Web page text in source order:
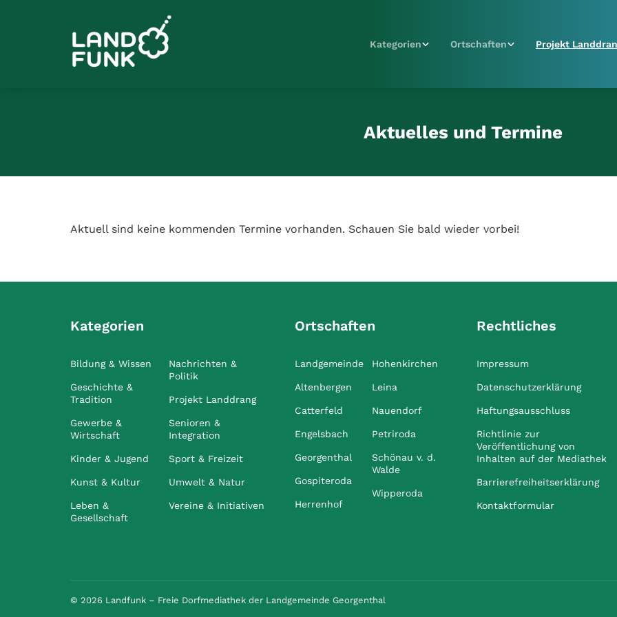
Kategorien Ortschaften Projekt
Aktuelles und Termine
Aktuell sind keine kommenden Termine vorhanden. Schauen Sie bald wieder vorbei!
Kategorien
Bildung & Wissen
Geschichte &
Tradition
Gewerbe &
Wirtschaft
Kinder & Jugend
Kunst & Kultur
Leben &
Gesellschaft
Nachrichten &
Politik
Projekt Landdrang
Senioren &
Integration
Sport & Freizeit
Umwelt & Natur
Vereine & Initiativen
Ortschaften
Landgemeinde
Altenbergen
Catterfeld
Engelsbach
Georgenthal
Gospiteroda
Herrenhof
Hohenkirchen
Leina
Nauendorf
Petriroda
Schönau v. d.
Walde
Wipperoda
Rechtliches
Impressum
Datenschutzerklärung
Haftungsausschluss
Richtlinie zur
Veröffentlichung von
Inhalten auf der Mediathek
Barrierefreiheitserklärung
Kontaktformular
© 2026 Landfunk – Freie Dorfmediathek der Landgemeinde Georgenthal